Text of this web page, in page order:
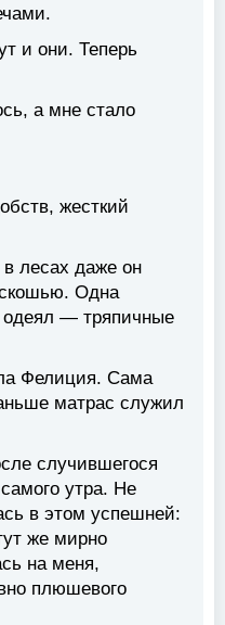
и они. Теперь
а мне стало
жесткий
лесах даже он
Одна
одеял — тряпичные
Фелиция. Сама
матрас служил
случившегося
утра. Не
в этом успешней:
же мирно
на меня,
плюшевого